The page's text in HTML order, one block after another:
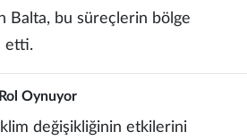
Balta, bu süreçlerin bölge
etti.
Oynuyor
değişikliğinin etkilerini